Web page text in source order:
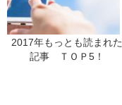
2017年もっとも読まれた
記事 ＴＯＰ5！